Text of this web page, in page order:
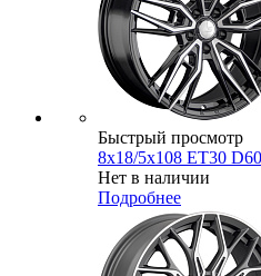
Быстрый просмотр
8x18/5x108 ET30
Нет в наличии
Подробнее